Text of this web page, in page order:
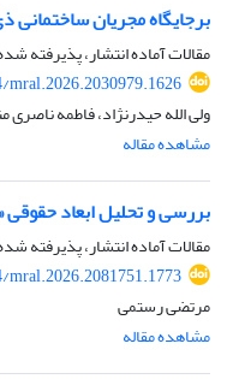
برجایگاه مجریان
مقالات آماده انتشار، پذیرفته
mral.2026.2030979.1626
ولی الله حیدرنژاد، فاطمه
مشاهده مقاله
بررسی و تحلیل ابعاد حقوقی
مقالات آماده انتشار، پذیرفته
mral.2026.2081751.1773
مرتضی رستمی
مشاهده مقاله